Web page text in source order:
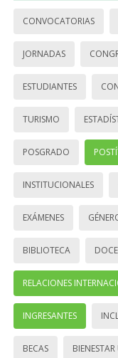
CONVOCATORIAS
JORNADAS
ESTUDIANTES
TURISMO
POSGRADO
INSTITUCIONALES
EXÁMENES
BIBLIOTECA
RELACIONES
INGRESANTES
BECAS